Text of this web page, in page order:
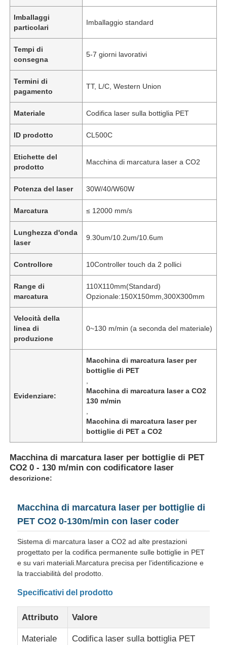
Prodotti
Imballaggi
particolari
Imballaggio standard
Tempi di
consegna
5-7 giorni lavorativi
Termini di
pagamento
TT, L/C, Western Union
Materiale Codifica laser sulla bottiglia PET
ID prodotto CL500C
Etichette del
prodotto
Macchina di marcatura laser a CO2
Potenza del laser 30W/40/W60W
Marcatura ≤ 12000 mm/s
Lunghezza d'onda
laser
9.30um/10.2um/10.6um
Controllore 10Controller touch da 2 pollici
Range di
marcatura
110X110mm(Standard)
Opzionale:150X150mm,300X300mm
Velocità della
linea di
produzione
0~130 m/min (a seconda del materiale)
Evidenziare:
Macchina di marcatura laser per
bottiglie di PET
Macchina di marcatura laser a CO2
130 m/min
Macchina di marcatura laser per
bottiglie di PET a CO2
Macchina di marcatura laser per bottiglie di PET
CO2 0 - 130 m/min con codificatore laser
descrizione:
Macchina di marcatura laser per bottiglie di
PET CO2 0-130m/min con laser coder
Sistema di marcatura laser a CO2 ad alte prestazioni
progettato per la codifica permanente sulle bottiglie in PET
e su vari materiali.Marcatura precisa per l'identificazione e
la tracciabilità del prodotto.
Specificativi del prodotto
Attributo Valore
Materiale Codifica laser sulla bottiglia PET